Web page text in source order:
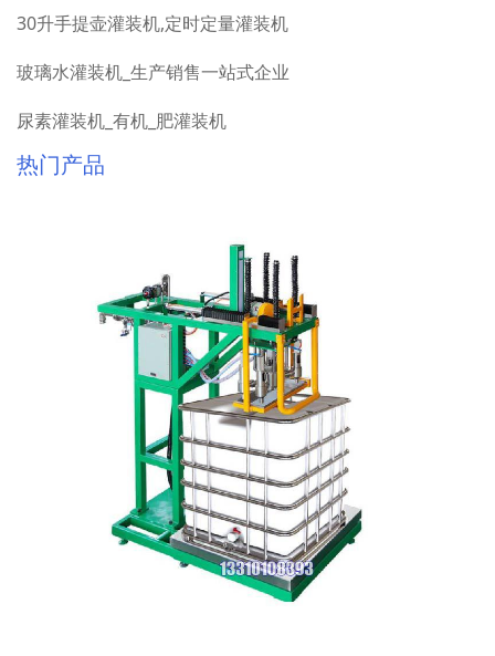
30升手提壶灌装机,定时定量灌装机
玻璃水灌装机_生产销售一站式企业
尿素灌装机_有机_肥灌装机
热门产品